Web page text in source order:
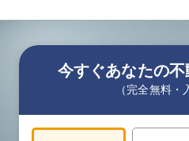
今すぐあなたの
（完全無料・